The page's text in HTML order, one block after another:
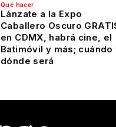
Qué hacer
Lánzate a la Expo
Caballero Oscuro
en CDMX, habrá cine, el
Batimóvil y más; cuándo
dónde será